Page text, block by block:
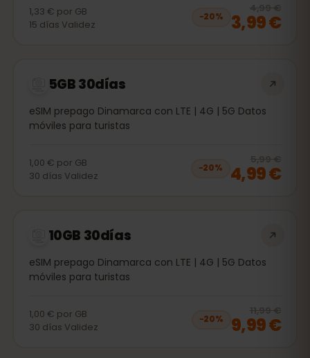
1,33 € por GB
15 días Validez
−20%
4,99 €
3,99 €
5GB 30días
eSIM prepago Dinamarca con LTE | 4G | 5G Datos
móviles para turistas
1,00 € por GB
30 días Validez
−20%
5,99 €
4,99 €
10GB 30días
eSIM prepago Dinamarca con LTE | 4G | 5G Datos
móviles para turistas
1,00 € por GB
30 días Validez
−20%
11,99 €
9,99 €